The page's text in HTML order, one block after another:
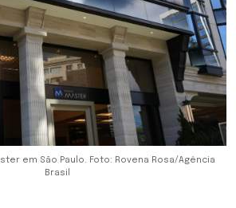
em São Paulo. Foto: Rovena Rosa/Agência
Brasil